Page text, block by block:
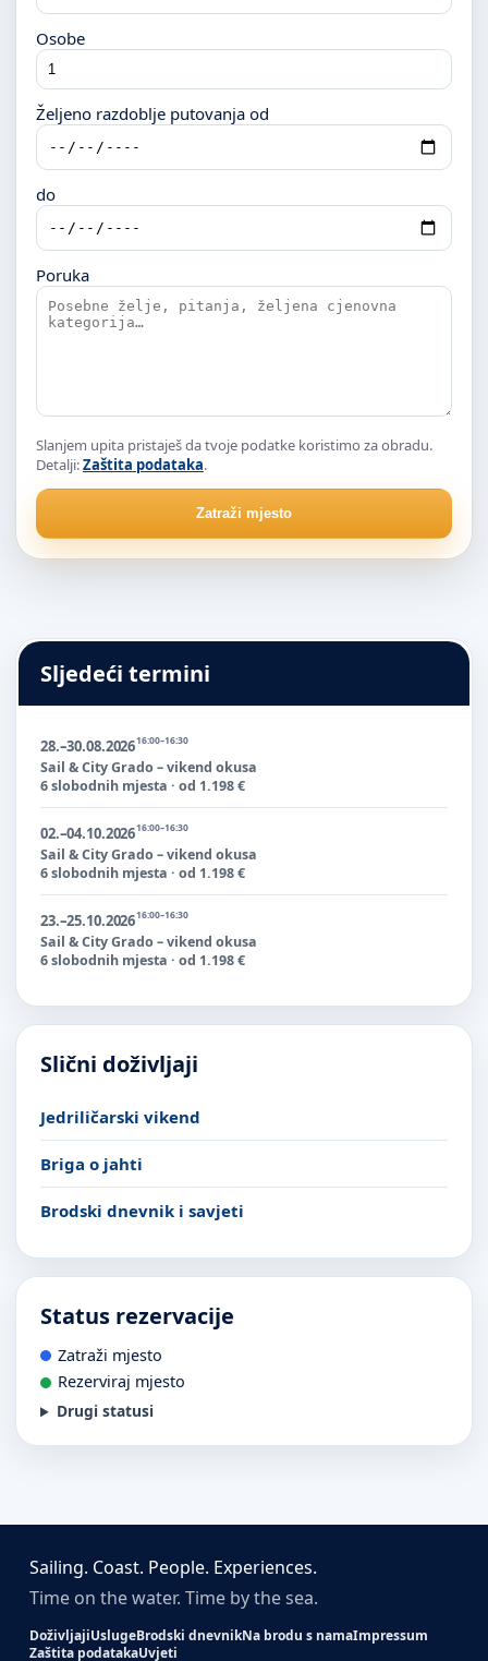
Osobe
Željeno razdoblje putovanja od
do
Poruka
Slanjem upita pristaješ da tvoje podatke koristimo za obradu.
Detalji:Zaštita podataka.
Zatraži mjesto
Sljedeći termini
28.–30.08.202616:00–16:30
Sail & City Grado – vikend okusa
6 slobodnih mjesta · od 1.198 €
02.–04.10.202616:00–16:30
Sail & City Grado – vikend okusa
6 slobodnih mjesta · od 1.198 €
23.–25.10.202616:00–16:30
Sail & City Grado – vikend okusa
6 slobodnih mjesta · od 1.198 €
Slični doživljaji
Jedriličarski vikend
Briga o jahti
Brodski dnevnik i savjeti
Status rezervacije
Zatraži mjesto
Rezerviraj mjesto
Drugi statusi
Sailing. Coast. People. Experiences.
Time on the water. Time by the sea.
DoživljajiUslugeBrodski dnevnikNa brodu s namaImpressum
Zaštita podatakaUvjeti